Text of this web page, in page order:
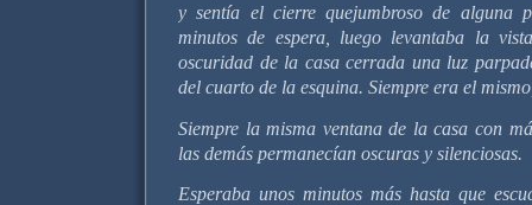
y sentía el cierre quejumbroso de alguna
minutos de espera, luego levantaba la
oscuridad de la casa cerrada una luz
del cuarto de la esquina. Siempre era el
Siempre la misma ventana de la casa con
las demás permanecían oscuras y silenciosas.
Esperaba unos minutos más hasta que